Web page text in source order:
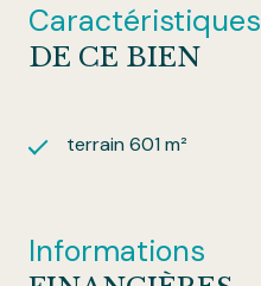
Caractéristiques
DE CE BIEN
terrain 601 m²
Informations